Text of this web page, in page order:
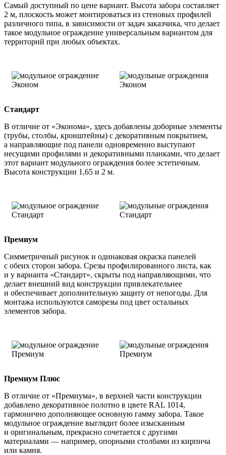
Самый доступный по цене вариант. Высота забора составляет
2 м, плоскость может монтироваться из стеновых профилей
различного типа, в зависимости от задач заказчика, что делает
такое модульное ограждение универсальным вариантом для
территорий при любых объектах.
Стандарт
В отличие от «Эконома», здесь добавлены доборные элементы
(трубы, столбы, кронштейны) с декоративным покрытием,
а направляющие под панели одновременно выступают
несущими профилями и декоративными планками, что делает
этот вариант модульного ограждения более эстетичным.
Высота конструкции 1,65 и 2 м.
Премиум
Симметричный рисунок и одинаковая окраска панелей
с обеих сторон забора. Срезы профилированного листа, как
и у варианта «Стандарт», скрыты под направляющими, что
делает внешний вид конструкции привлекательнее
и обеспечивает дополнительную защиту от непогоды. Для
монтажа используются саморезы под цвет остальных
элементов забора.
Премиум Плюс
В отличие от «Премиума», в верхней части конструкции
добавлено декоративное полотно в цвете RAL 1014,
гармонично дополняющее основную гамму забора. Такое
модульное ограждение выглядит более изысканным
и оригинальным, прекрасно сочетается с другими
материалами — например, опорными столбами из кирпича
или камня.